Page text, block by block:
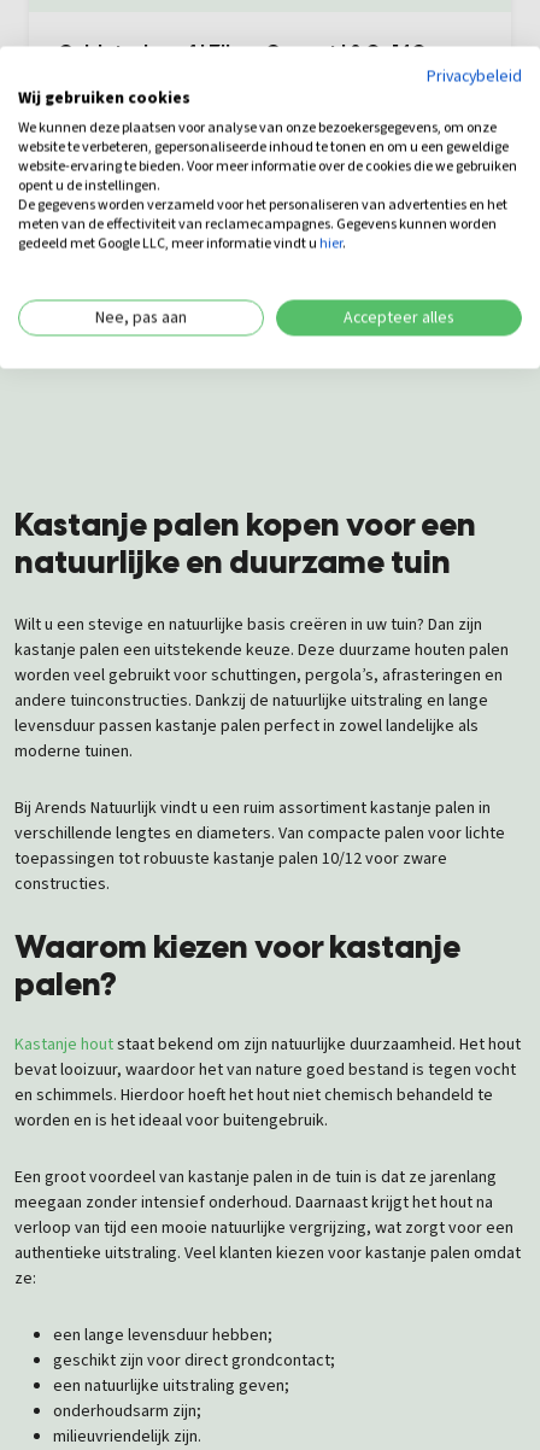
Gebintschroef | Zilver Gecoat | 8,0x140
Levertijd: 4-8 werkdagen
Vanaf
33,50 Bekijk
Kastanje palen kopen voor een
natuurlijke en duurzame tuin
Wilt u een stevige en natuurlijke basis creëren in uw tuin? Dan zijn
kastanje palen een uitstekende keuze. Deze duurzame houten palen
worden veel gebruikt voor schuttingen, pergola’s, afrasteringen en
andere tuinconstructies. Dankzij de natuurlijke uitstraling en lange
levensduur passen kastanje palen perfect in zowel landelijke als
moderne tuinen.
Bij Arends Natuurlijk vindt u een ruim assortiment kastanje palen in
verschillende lengtes en diameters. Van compacte palen voor lichte
toepassingen tot robuuste kastanje palen 10/12 voor zware
constructies.
Waarom kiezen voor kastanje
palen?
Kastanje houtstaat bekend om zijn natuurlijke duurzaamheid. Het hout
bevat looizuur, waardoor het van nature goed bestand is tegen vocht
en schimmels. Hierdoor hoeft het hout niet chemisch behandeld te
worden en is het ideaal voor buitengebruik.
Een groot voordeel van kastanje palen in de tuin is dat ze jarenlang
meegaan zonder intensief onderhoud. Daarnaast krijgt het hout na
verloop van tijd een mooie natuurlijke vergrijzing, wat zorgt voor een
authentieke uitstraling. Veel klanten kiezen voor kastanje palen omdat
ze:
een lange levensduur hebben;
geschikt zijn voor direct grondcontact;
een natuurlijke uitstraling geven;
onderhoudsarm zijn;
milieuvriendelijk zijn.
Privacybeleid
Wij gebruiken cookies
We kunnen deze plaatsen voor analyse van onze bezoekersgegevens, om onze
website te verbeteren, gepersonaliseerde inhoud te tonen en om u een geweldige
website-ervaring te bieden. Voor meer informatie over de cookies die we gebruiken
opent u de instellingen.
De gegevens worden verzameld voor het personaliseren van advertenties en het
meten van de effectiviteit van reclamecampagnes. Gegevens kunnen worden
gedeeld met Google LLC, meer informatie vindt uhier.
Nee, pas aan Accepteer alles